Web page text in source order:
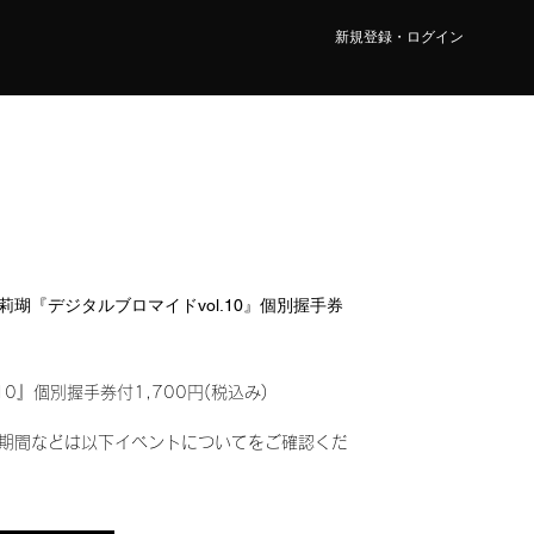
新規登録・ログイン
瑚『デジタルブロマイドvol.10』個別握手券
』個別握手券付1,700円(税込み)
間などは以下イベントについてをご確認くだ